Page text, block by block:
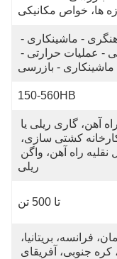
ها، خواص مکانیکی
ماشینکاری - بازرسی
150-560HB
ریلی
تا 500 تن